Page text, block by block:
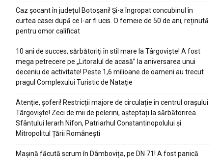
Caz șocant în județul Botoșani! Și-a îngropat concubinul în
curtea casei după ce l-ar fi ucis. O femeie de 50 de ani, reținută
pentru omor calificat
10 ani de succes, sărbătoriți în stil mare la Târgoviște! A fost
mega petrecere pe „Litoralul de acasă” la aniversarea unui
deceniu de activitate! Peste 1,6 milioane de oameni au trecut
pragul Complexului Turistic de Natație
Atenție, șoferi! Restricții majore de circulație în centrul orașului
Târgoviște! Zeci de mii de pelerini, așteptați la sărbătorirea
Sfântului Ierarh Nifon, Patriarhul Constantinopolului și
Mitropolitul Țării Românești
Mașină făcută scrum în Dâmbovița, pe DN 71! A fost panică